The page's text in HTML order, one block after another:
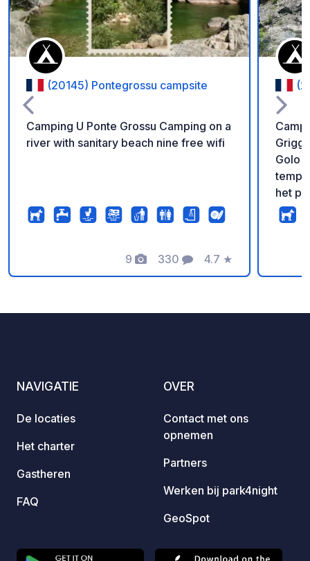
(20145) Pontegrossu campsite
Camping U Ponte Grossu Camping on a
river with sanitary beach nine free wifi
9
Foto's
330
Commentaren
4.7
Beoordeling
★
Golo
het
het
dan
NAVIGATIE
De locaties
Het charter
Gastheren
FAQ
OVER
Contact met ons
opnemen
Partners
Werken bij park4night
GeoSpot